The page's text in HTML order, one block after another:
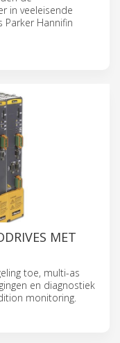
in veeleisende
Hannifin
MET
toe, multi-as
en diagnostiek
monitoring.